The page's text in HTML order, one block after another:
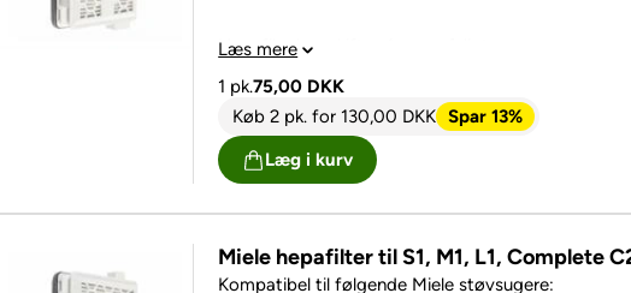
Hepafiler bør skiftes 1. gang årligt
Læs mere
1 pk.75,00 DKK
Køb 2 pk. for 130,00 DKK Spar 13%
Læg i kurv
Miele hepafilter til S1, M1, L1, Complete
Kompatibel til følgende Miele støvsugere: